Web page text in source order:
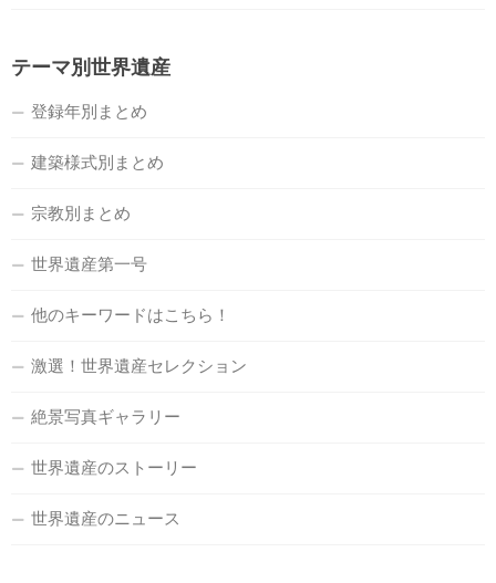
テーマ別世界遺産
登録年別まとめ
建築様式別まとめ
宗教別まとめ
世界遺産第一号
他のキーワードはこちら！
激選！世界遺産セレクション
絶景写真ギャラリー
世界遺産のストーリー
世界遺産のニュース